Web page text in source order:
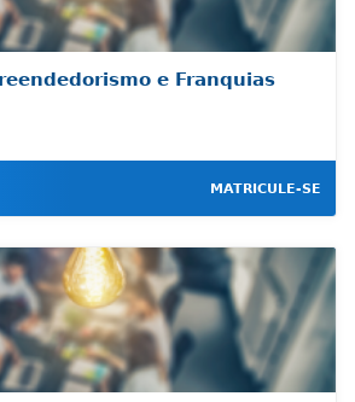
e Franquias
MATRICULE-SE